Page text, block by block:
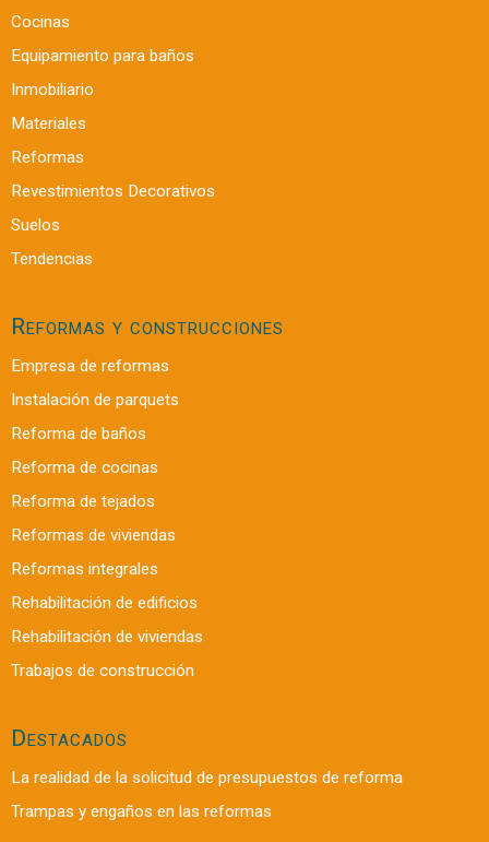
Cocinas
Equipamiento para baños
Inmobiliario
Materiales
Reformas
Revestimientos Decorativos
Suelos
Tendencias
Reformas y construcciones
Empresa de reformas
Instalación de parquets
Reforma de baños
Reforma de cocinas
Reforma de tejados
Reformas de viviendas
Reformas integrales
Rehabilitación de edificios
Rehabilitación de viviendas
Trabajos de construcción
Destacados
La realidad de la solicitud de presupuestos de reforma
Trampas y engaños en las reformas